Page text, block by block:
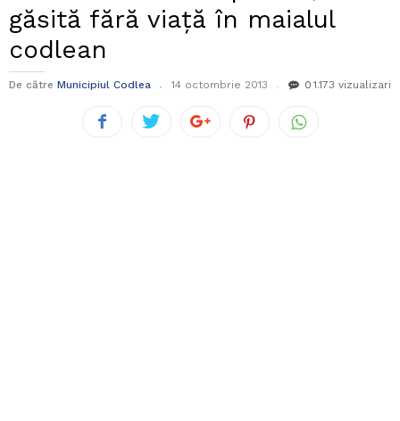
găsită fără viață în maialul
codlean
De către Municipiul Codlea 14 octombrie 2013 0 1.173 vizualizari